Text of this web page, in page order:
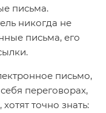
письма.
никогда не
письма, его
письмо,
переговорах,
точно знать: